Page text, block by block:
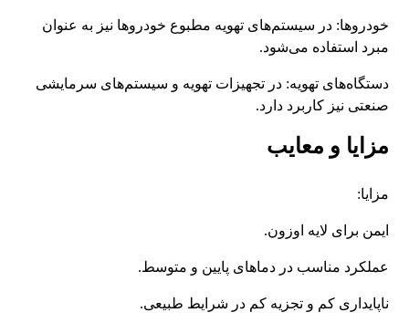
خودروها: در سیستم‌های تهویه مطبوع خودروها نیز به عنوان
مبرد استفاده می‌شود.
دستگاه‌های تهویه: در تجهیزات تهویه و سیستم‌های سرمایشی
صنعتی نیز کاربرد دارد.
مزایا و معایب
مزایا:
ایمن برای لایه اوزون.
عملکرد مناسب در دماهای پایین و متوسط.
ناپایداری کم و تجزیه کم در شرایط طبیعی.